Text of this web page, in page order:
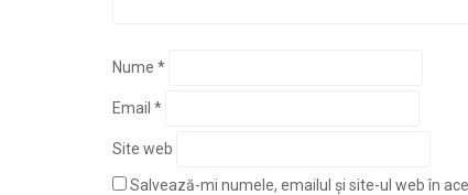
Nume *
Email *
Site web
Salvează-mi numele, emailul și site-ul web în